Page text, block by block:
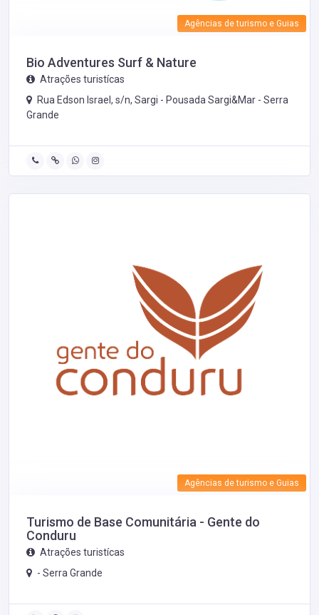
Agências de turismo e Guias
Bio Adventures Surf & Nature
Atrações turistícas
Rua Edson Israel, s/n, Sargi - Pousada Sargi&Mar - Serra
Grande
Agências de turismo e Guias
Turismo de Base Comunitária - Gente do
Conduru
Atrações turistícas
- Serra Grande